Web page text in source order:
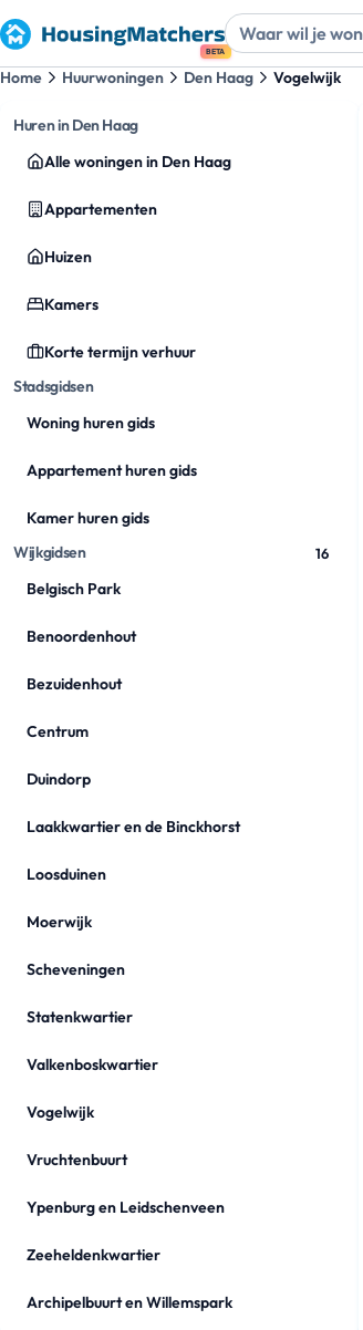
BETA
Home Huurwoningen Den Haag Vogelwijk
Huren in Den Haag
Alle woningen in Den Haag
Appartementen
Huizen
Kamers
Korte termijn verhuur
Stadsgidsen
Woning huren gids
Appartement huren gids
Kamer huren gids
Wijkgidsen
16
Belgisch Park
Benoordenhout
Bezuidenhout
Centrum
Duindorp
Laakkwartier en de Binckhorst
Loosduinen
Moerwijk
Scheveningen
Statenkwartier
Valkenboskwartier
Vogelwijk
Vruchtenbuurt
Ypenburg en Leidschenveen
Zeeheldenkwartier
Archipelbuurt en Willemspark